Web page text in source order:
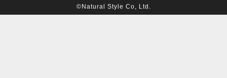
©Natural Style Co, Ltd.